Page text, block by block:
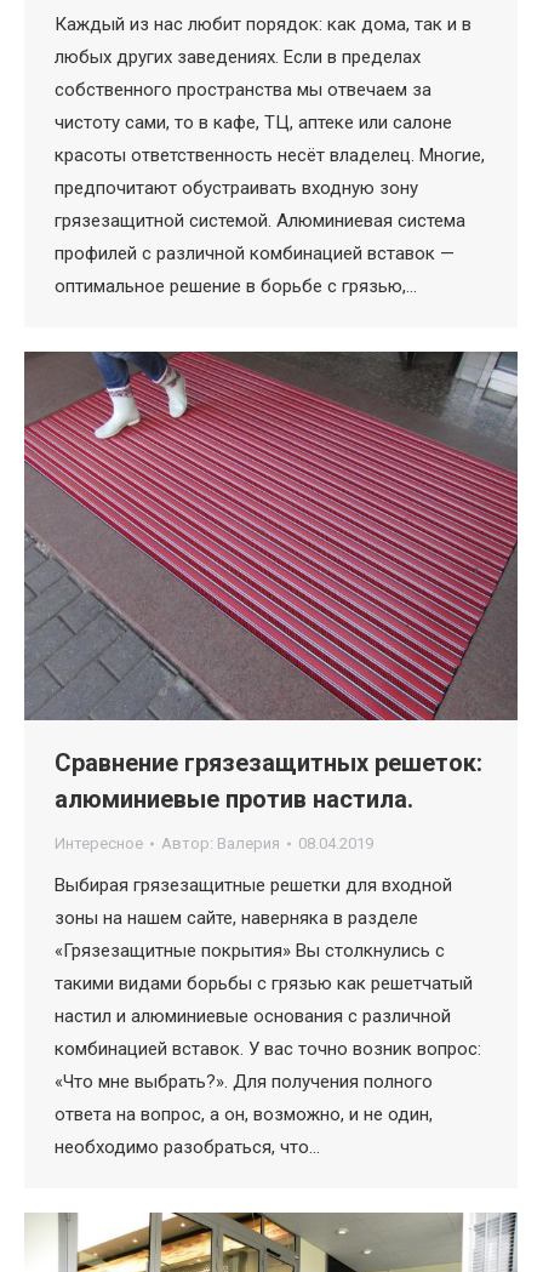
Каждый из нас любит порядок: как дома, так и в
любых других заведениях. Если в пределах
собственного пространства мы отвечаем за
чистоту сами, то в кафе, ТЦ, аптеке или салоне
красоты ответственность несёт владелец. Многие,
предпочитают обустраивать входную зону
грязезащитной системой. Алюминиевая система
профилей с различной комбинацией вставок —
оптимальное решение в борьбе с грязью,…
Сравнение грязезащитных решеток:
алюминиевые против настила.
Интересное Автор: Валерия 08.04.2019
Выбирая грязезащитные решетки для входной
зоны на нашем сайте, наверняка в разделе
«Грязезащитные покрытия» Вы столкнулись с
такими видами борьбы с грязью как решетчатый
настил и алюминиевые основания с различной
комбинацией вставок. У вас точно возник вопрос:
«Что мне выбрать?». Для получения полного
ответа на вопрос, а он, возможно, и не один,
необходимо разобраться, что…